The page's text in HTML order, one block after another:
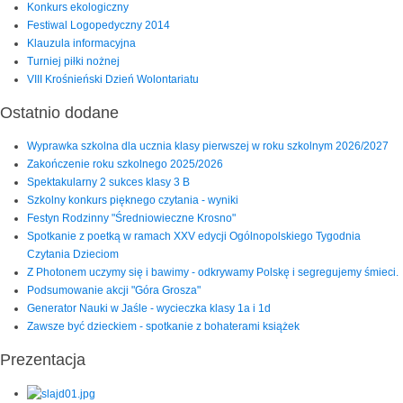
Konkurs ekologiczny
Festiwal Logopedyczny 2014
Klauzula informacyjna
Turniej piłki nożnej
VIII Krośnieński Dzień Wolontariatu
Ostatnio dodane
Wyprawka szkolna dla ucznia klasy pierwszej w roku szkolnym 2026/2027
Zakończenie roku szkolnego 2025/2026
Spektakularny 2 sukces klasy 3 B
Szkolny konkurs pięknego czytania - wyniki
Festyn Rodzinny "Średniowieczne Krosno"
Spotkanie z poetką w ramach XXV edycji Ogólnopolskiego Tygodnia
Czytania Dzieciom
Z Photonem uczymy się i bawimy - odkrywamy Polskę i segregujemy śmieci.
Podsumowanie akcji "Góra Grosza"
Generator Nauki w Jaśle - wycieczka klasy 1a i 1d
Zawsze być dzieckiem - spotkanie z bohaterami książek
Prezentacja